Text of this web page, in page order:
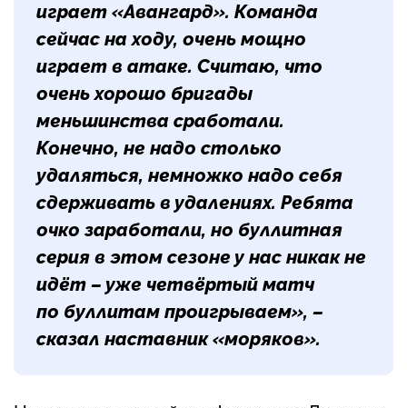
играет «Авангард». Команда
сейчас на ходу, очень мощно
играет в атаке. Считаю, что
очень хорошо бригады
меньшинства сработали.
Конечно, не надо столько
удаляться, немножко надо себя
сдерживать в удалениях. Ребята
очко заработали, но буллитная
серия в этом сезоне у нас никак не
идёт – уже четвёртый матч
по буллитам проигрываем», –
сказал наставник «моряков».